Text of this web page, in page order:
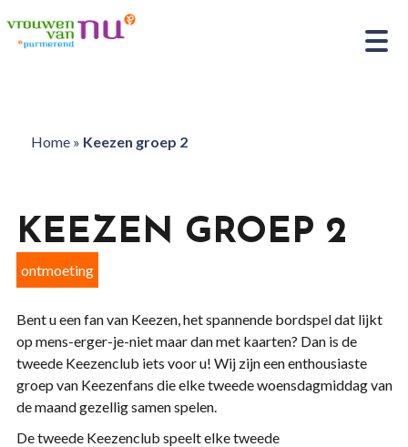
Home» Keezen groep 2
KEEZEN GROEP 2
ontmoeting
Bent u een fan van Keezen, het spannende bordspel dat lijkt
op mens-erger-je-niet maar dan met kaarten? Dan is de
tweede Keezenclub iets voor u! Wij zijn een enthousiaste
groep van Keezenfans die elke tweede woensdagmiddag van
de maand gezellig samen spelen.
De tweede Keezenclub speelt elke tweede